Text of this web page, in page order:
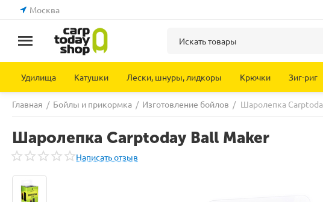
Москва
Удилища Катушки Лески, шнуры, лидкоры Крючки Зиг-риг
Главная / Бойлы и прикормка / Изготовление бойлов / Шаролепка
Шаролепка Carptoday Ball Maker
Написать отзыв